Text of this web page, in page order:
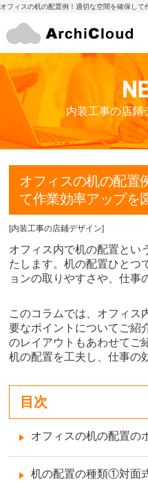
オフィスの机の配置例！適切な空間を確保し
内装工事の店鋪
オフィスの机の配置
て作業効率アップを
[内装工事の店鋪デザイン]
オフィス内で机の配置とい
たします。机の配置ひとつ
ョンの取りやすさや、仕事
このコラムでは、オフィス
要なポイントについてご紹
のレイアウトもあわせてご
机の配置を工夫し、仕事の
目次
オフィスの机の配置の
机の配置の種類①対面